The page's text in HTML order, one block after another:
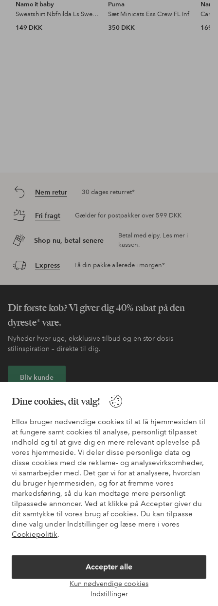
Dine cookies, dit valg!
Ellos bruger nødvendige cookies til at få hjemmesiden til
at fungere samt cookies til analyse, personligt tilpasset
indhold og til at give dig en mere relevant oplevelse på
vores hjemmeside. Vi deler disse personlige data og
disse cookies med de reklame- og analysevirksomheder,
vi samarbejder med. Det gør vi for at analysere, hvordan
du bruger hjemmesiden, og for at fremme vores
markedsføring, så du kan modtage mere personligt
tilpassede annoncer. Ved at klikke på Accepter giver du
dit samtykke til vores brug af cookies. Du kan tilpasse
dine valg under Indstillinger og læse mere i vores
Cookiepolitik.
Accepter alle
Kun nødvendige cookies
Indstillinger
Name it baby
Sweatshirt Nbfnilda Ls Sweat Bru
149 DKK
Puma
Sæt Minicats Ess Crew FL Inf
350 DKK
169
Nem retur 30 dages returret*
Fri fragt Gælder for postpakker over 599 DKK
Shop nu, betal senere
Betal med elpy. Les mer i
kassen.
Express Få din pakke allerede i morgen*
Dit første køb? Vi giver dig 40% rabat på den
dyreste* vare.
Nyheder hver uge, eksklusive tilbud og en stor dosis
stilinspiration – direkte til dig.
Bliv kunde
* Se tilbudsbetingelser ved registrering
Har du brug for hjælp?
Du kan finde svar på de oftest stillede spørgsmål i vores FAQ.
Du kan også finde oplysninger om, hvordan du kontakter os.
Kundeservice Bestilling Betalingsmåde
Mine sider
Om Ellos